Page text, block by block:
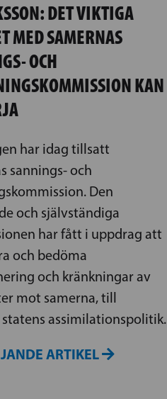
DET VIKTIGA
MED SAMERNAS
OCH
KAN
har idag tillsatt
sannings- och
Den
och självständiga
har fått i uppdrag att
och bedöma
och kränkningar av
mot samerna, till
assimilationspolitik.
ARTIKEL